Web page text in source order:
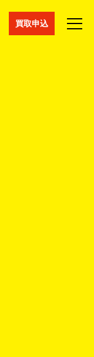
買取申込
通販サイト